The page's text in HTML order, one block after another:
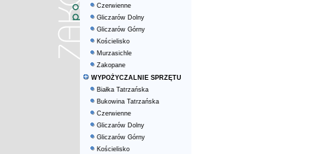
Czerwienne
Gliczarów Dolny
Gliczarów Górny
Kościelisko
Murzasichle
Zakopane
WYPOŻYCZALNIE SPRZĘTU
Białka Tatrzańska
Bukowina Tatrzańska
Czerwienne
Gliczarów Dolny
Gliczarów Górny
Kościelisko